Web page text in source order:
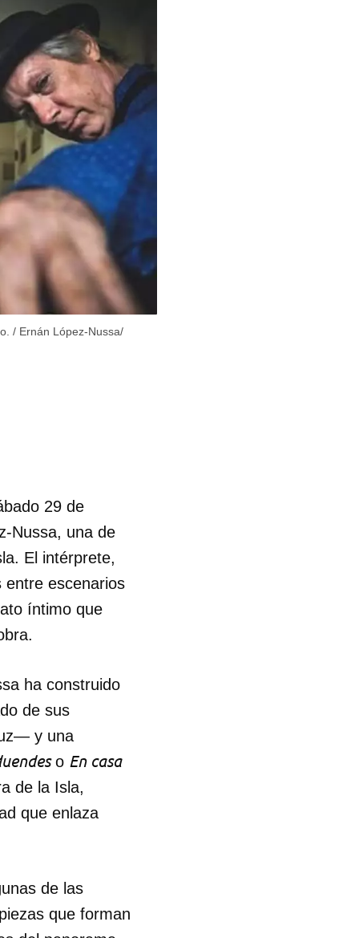
/ Ernán López-Nussa/
tu
29 de
Nussa, una de
El intérprete,
escenarios
íntimo que
ha construido
de sus
y una
o En casa
de la Isla,
que enlaza
de las
que forman